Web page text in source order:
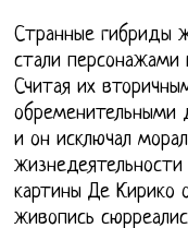
Странные гибриды
стали персонажами
Считая их
обременительными
и он исключал
картины Де Кирико
живопись